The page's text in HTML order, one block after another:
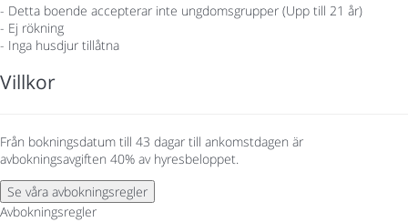
- Detta boende accepterar inte ungdomsgrupper (Upp till 21 år)
- Ej rökning
- Inga husdjur tillåtna
Villkor
Från bokningsdatum till 43 dagar till ankomstdagen är
avbokningsavgiften 40% av hyresbeloppet.
Se våra avbokningsregler
Avbokningsregler